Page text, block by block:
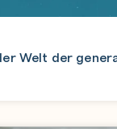
Welt der